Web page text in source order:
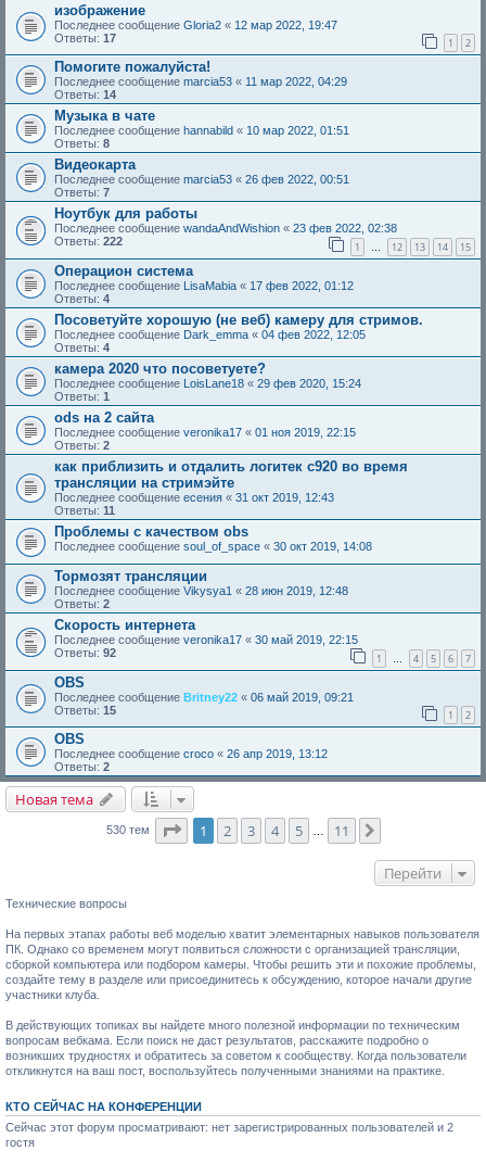
изображение
Последнее сообщение Gloria2 « 12 мар 2022, 19:47
Ответы: 17 1 2
Помогите пожалуйста!
Последнее сообщение marcia53 « 11 мар 2022, 04:29
Ответы: 14
Музыка в чате
Последнее сообщение hannabild « 10 мар 2022, 01:51
Ответы: 8
Видеокарта
Последнее сообщение marcia53 « 26 фев 2022, 00:51
Ответы: 7
Ноутбук для работы
Последнее сообщение wandaAndWishion « 23 фев 2022, 02:38
Ответы: 222 1 … 12 13 14 15
Операцион система
Последнее сообщение LisaMabia « 17 фев 2022, 01:12
Ответы: 4
Посоветуйте хорошую (не веб) камеру для стримов.
Последнее сообщение Dark_emma « 04 фев 2022, 12:05
Ответы: 4
камера 2020 что посоветуете?
Последнее сообщение LoisLane18 « 29 фев 2020, 15:24
Ответы: 1
ods на 2 сайта
Последнее сообщение veronika17 « 01 ноя 2019, 22:15
Ответы: 2
как приблизить и отдалить логитек с920 во время
трансляции на стримэйте
Последнее сообщение есения « 31 окт 2019, 12:43
Ответы: 11
Проблемы с качеством obs
Последнее сообщение soul_of_space « 30 окт 2019, 14:08
Тормозят трансляции
Последнее сообщение Vikysya1 « 28 июн 2019, 12:48
Ответы: 2
Скорость интернета
Последнее сообщение veronika17 « 30 май 2019, 22:15
Ответы: 92 1 … 4 5 6 7
OBS
Последнее сообщение Britney22 « 06 май 2019, 09:21
Ответы: 15 1 2
OBS
Последнее сообщение croco « 26 апр 2019, 13:12
Ответы: 2
Новая тема
530 тем Страница1 из
1 2 3 4 5 11
Перейти
Технические вопросы
На первых этапах работы веб моделью хватит элементарных навыков пользователя
ПК. Однако со временем могут появиться сложности с организацией трансляции,
сборкой компьютера или подбором камеры. Чтобы решить эти и похожие проблемы,
создайте тему в разделе или присоединитесь к обсуждению, которое начали другие
участники клуба.
В действующих топиках вы найдете много полезной информации по техническим
вопросам вебкама. Если поиск не даст результатов, расскажите подробно о
возникших трудностях и обратитесь за советом к сообществу. Когда пользователи
откликнутся на ваш пост, воспользуйтесь полученными знаниями на практике.
КТО СЕЙЧАС НА КОНФЕРЕНЦИИ
Сейчас этот форум просматривают: нет зарегистрированных пользователей и 2
гостя